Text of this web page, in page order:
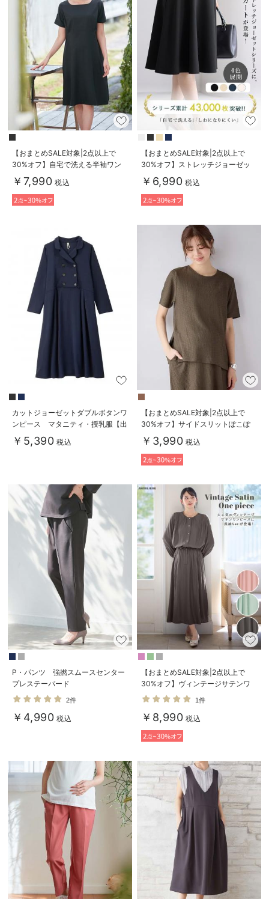
【おまとめSALE対象|2点以上で
30%オフ】自宅で洗える半袖ワン
ピース マタニティ・授乳服【出産
後も長く使える】
￥7,990 税込
【おまとめSALE対象|2点以上で
30%オフ】ストレッチジョーゼッ
トフレアスカート マタニティ・産
後【出産後も長く使える】
￥6,990 税込
カットジョーゼットダブルボタンワ
ンピース マタニティ・授乳服【出
産後も長く使える】fairy（フェアリ
ー）
￥5,390 税込
【おまとめSALE対象|2点以上で
30%オフ】サイドスリットぽこぽ
こジャガードトップス マタニテ
ィ・授乳服【出産後も長く着られ
る】
￥3,990 税込
P・パンツ 強撚スムースセンター
プレステーパード
2件
￥4,990 税込
【おまとめSALE対象|2点以上で
30%オフ】ヴィンテージサテンワ
ンピース マタニティ・産後授乳服
【出産後も長く使える】
1件
￥8,990 税込